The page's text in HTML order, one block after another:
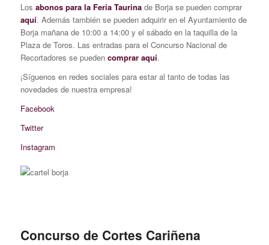
Los abonos para la Feria Taurinade Borja se pueden comprar
aquí. Además también se pueden adquirir en el Ayuntamiento de
Borja mañana de 10:00 a 14:00 y el sábado en la taquilla de la
Plaza de Toros. Las entradas para el Concurso Nacional de
Recortadores se pueden comprar aquí.
¡Síguenos en redes sociales para estar al tanto de todas las
novedades de nuestra empresa!
Facebook
Twitter
Instagram
Concurso de Cortes Cariñena